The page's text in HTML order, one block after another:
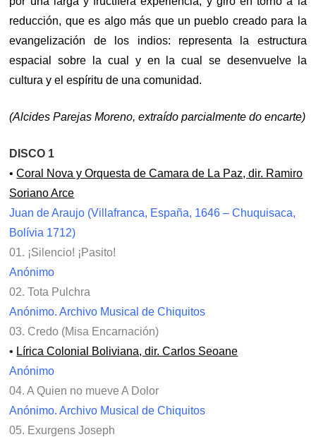
reducción, que es algo más que un pueblo creado para la
evangelización de los indios: representa la estructura
espacial sobre la cual y en la cual se desenvuelve la
cultura y el espíritu de una comunidad.
(Alcides Parejas Moreno, extraído parcialmente do encarte)
DISCO 1
•Coral Nova y Orquesta de Camara de La Paz, dir. Ramiro
Soriano Arce
Juan de Araujo (Villafranca, España, 1646 – Chuquisaca,
Bolívia 1712)
01. ¡Silencio! ¡Pasito!
Anónimo
02. Tota Pulchra
Anónimo. Archivo Musical de Chiquitos
03. Credo (Misa Encarnación)
• Lírica Colonial Boliviana, dir. Carlos Seoane
Anónimo
04. A Quien no mueve A Dolor
Anónimo. Archivo Musical de Chiquitos
05. Exurgens Joseph